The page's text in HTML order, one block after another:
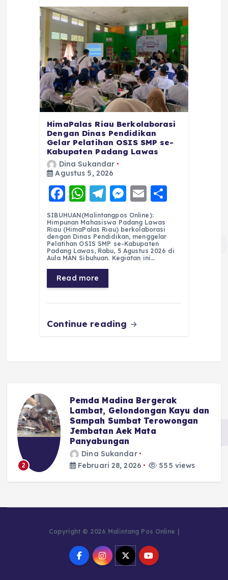
HimaPalas Riau Berkolaborasi
Dengan Dinas Pendidikan
Gelar Pelatihan OSIS SMP se-
Kabupaten Padang Lawas
Dina Sukandar
Agustus 5, 2026
F
a
c
e
b
o
o
k
W
h
a
ts
A
p
p
T
el
e
g
r
a
m
M
e
ss
e
n
E
m
ai
l
re
SIBUHUAN(Malintangpos Online):
Himpunan Mahasiswa Padang Lawas
Riau (HimaPalas Riau) berkolaborasi
dengan Dinas Pendidikan, menggelar
Pelatihan OSIS SMP se-Kabupaten
Padang Lawas, Rabu, 5 Agustus 2026 di
Aula MAN Sibuhuan. Kegiatan ini…
Read more
Continue reading
2
Pemda Madina Bergerak
Lambat, Gelondongan Kayu dan
Sampah Sumbat Terowongan
Jembatan Aek Mata
Panyabungan
Dina Sukandar
Februari 28, 2026
555 views
Copyright © 2026 Malintang Pos Online |